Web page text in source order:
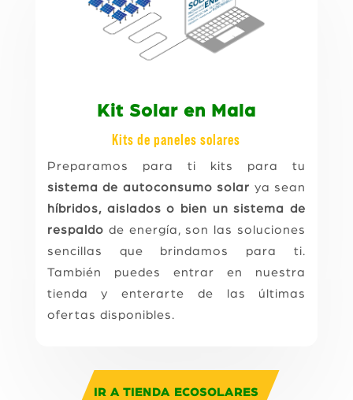
Kit Solar en Mala
Kits de paneles solares
Preparamos para ti kits para tu
sistema de autoconsumo solar ya sean
híbridos, aislados o bien un sistema de
respaldo de energía, son las soluciones
sencillas que brindamos para ti.
También puedes entrar en nuestra
tienda y enterarte de las últimas
ofertas disponibles.
IR A TIENDA ECOSOLARES